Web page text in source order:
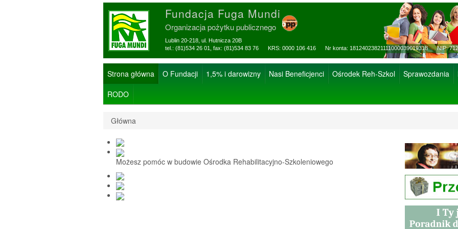
Fundacja Fuga Mundi
Organizacja pożytku publicznego
Lublin 20-218, ul. Hutnicza 20B
tel.: (81)534 26 01, fax: (81)534 83 76 KRS: 0000 106 416 Nr konta: 18124023821111000039019318 NIP:
Strona główna O Fundacji 1,5% i darowizny Nasi Beneficjenci Ośrodek Reh-Szkol Sprawozdania
RODO
Główna
Możesz pomóc w budowie Ośrodka Rehabilitacyjno-Szkoleniowego